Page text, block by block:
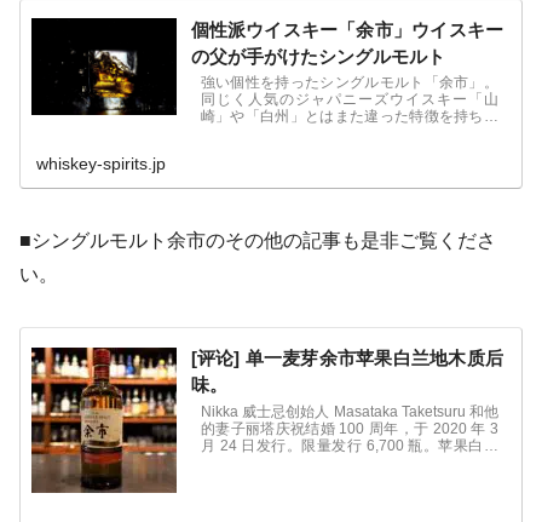
個性派ウイスキー「余市」ウイスキー
の父が手がけたシングルモルト
強い個性を持ったシングルモルト「余市」。
同じく人気のジャパニーズウイスキー「山
崎」や「白州」とはまた違った特徴を持ち、
whiskey-spirits.jp
■シングルモルト余市のその他の記事も是非ご覧くださ
い。
[评论] 单一麦芽余市苹果白兰地木质后
味。
Nikka 威士忌创始人 Masataka Taketsuru 和他
的妻子丽塔庆祝结婚 100 周年，于 2020 年 3
月 24 日发行。限量发行 6,700 瓶。苹果白兰